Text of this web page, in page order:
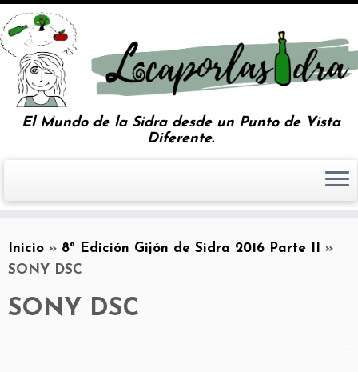
El Mundo de la Sidra desde un Punto de Vista
Diferente.
Inicio » 8ª Edición Gijón de Sidra 2016 Parte II
»
SONY DSC
SONY DSC